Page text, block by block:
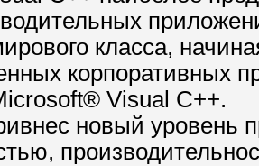
класса,
корпоративных
Visual C++.
новый уровень